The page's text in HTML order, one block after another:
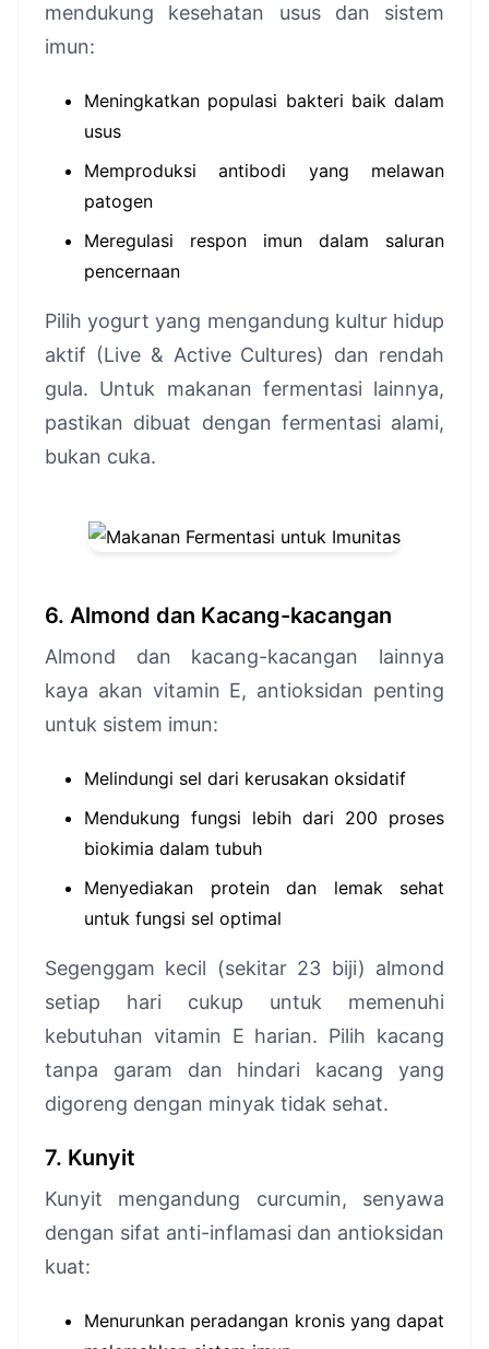
mendukung kesehatan usus dan sistem
imun:
Meningkatkan populasi bakteri baik dalam
usus
Memproduksi antibodi yang melawan
patogen
Meregulasi respon imun dalam saluran
pencernaan
Pilih yogurt yang mengandung kultur hidup
aktif (Live & Active Cultures) dan rendah
gula. Untuk makanan fermentasi lainnya,
pastikan dibuat dengan fermentasi alami,
bukan cuka.
6. Almond dan Kacang-kacangan
Almond dan kacang-kacangan lainnya
kaya akan vitamin E, antioksidan penting
untuk sistem imun:
Melindungi sel dari kerusakan oksidatif
Mendukung fungsi lebih dari 200 proses
biokimia dalam tubuh
Menyediakan protein dan lemak sehat
untuk fungsi sel optimal
Segenggam kecil (sekitar 23 biji) almond
setiap hari cukup untuk memenuhi
kebutuhan vitamin E harian. Pilih kacang
tanpa garam dan hindari kacang yang
digoreng dengan minyak tidak sehat.
7. Kunyit
Kunyit mengandung curcumin, senyawa
dengan sifat anti-inflamasi dan antioksidan
kuat:
Menurunkan peradangan kronis yang dapat